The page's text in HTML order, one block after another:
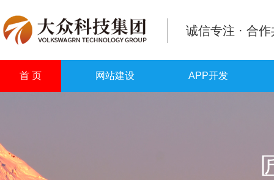
诚信专注 · 合
首 页 网站建设 APP开发